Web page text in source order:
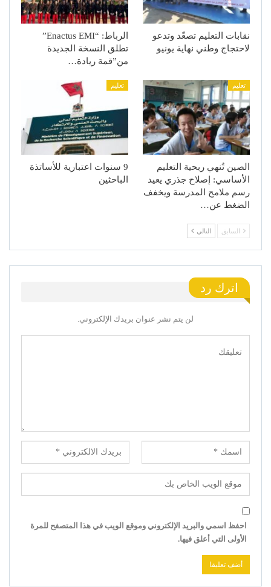
نقابات التعليم تصعّد وتدعو
لاحتجاج وطني نهاية يونيو
الرباط: “Enactus EMI”
تطلق النسخة الجديدة
من”قمة ريادة…
تعليم
الصين تُنهي ربحية التعليم
الأساسي: إصلاح جذري يعيد
رسم ملامح المدرسة ويخفف
الضغط عن…
تعليم
9 سنوات اعتبارية للأساتذة
الباحثين
السابق التالي
اترك رد
لن يتم نشر عنوان بريدك الإلكتروني.
احفظ اسمي والبريد الإلكتروني وموقع الويب في هذا المتصفح للمرة
الأولى التي أعلق فيها.